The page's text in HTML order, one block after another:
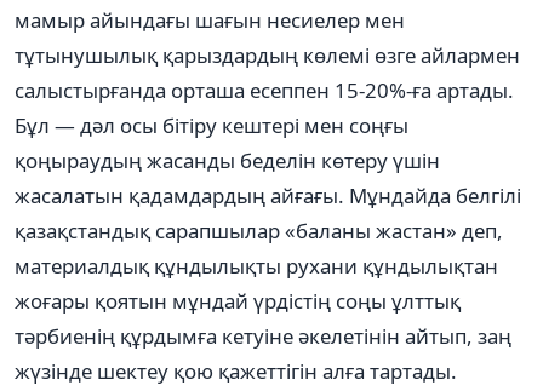
мамыр айындағы шағын несиелер мен
тұтынушылық қарыздардың көлемі өзге айлармен
салыстырғанда орташа есеппен 15-20%-ға артады.
Бұл — дәл осы бітіру кештері мен соңғы
қоңыраудың жасанды беделін көтеру үшін
жасалатын қадамдардың айғағы. Мұндайда белгілі
қазақстандық сарапшылар «баланы жастан» деп,
материалдық құндылықты рухани құндылықтан
жоғары қоятын мұндай үрдістің соңы ұлттық
тәрбиенің құрдымға кетуіне әкелетінін айтып, заң
жүзінде шектеу қою қажеттігін алға тартады.